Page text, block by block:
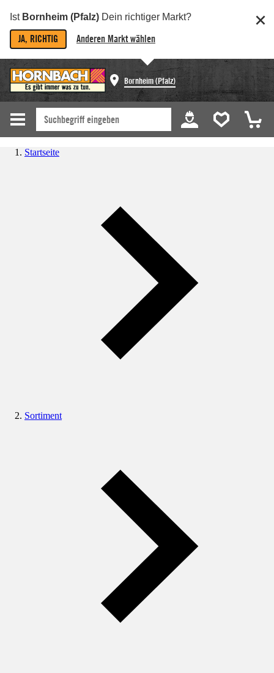
Ist Bornheim (Pfalz) Dein richtiger Markt?
JA, RICHTIG Anderen Markt wählen
Bornheim (Pfalz)
Startseite
Sortiment